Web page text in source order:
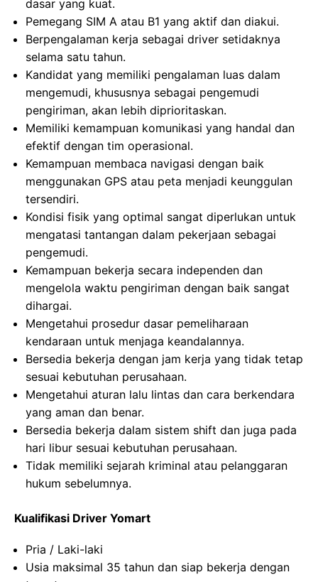
dasar yang kuat.
Pemegang SIM A atau B1 yang aktif dan diakui.
Berpengalaman kerja sebagai driver setidaknya
selama satu tahun.
Kandidat yang memiliki pengalaman luas dalam
mengemudi, khususnya sebagai pengemudi
pengiriman, akan lebih diprioritaskan.
Memiliki kemampuan komunikasi yang handal dan
efektif dengan tim operasional.
Kemampuan membaca navigasi dengan baik
menggunakan GPS atau peta menjadi keunggulan
tersendiri.
Kondisi fisik yang optimal sangat diperlukan untuk
mengatasi tantangan dalam pekerjaan sebagai
pengemudi.
Kemampuan bekerja secara independen dan
mengelola waktu pengiriman dengan baik sangat
dihargai.
Mengetahui prosedur dasar pemeliharaan
kendaraan untuk menjaga keandalannya.
Bersedia bekerja dengan jam kerja yang tidak tetap
sesuai kebutuhan perusahaan.
Mengetahui aturan lalu lintas dan cara berkendara
yang aman dan benar.
Bersedia bekerja dalam sistem shift dan juga pada
hari libur sesuai kebutuhan perusahaan.
Tidak memiliki sejarah kriminal atau pelanggaran
hukum sebelumnya.
Kualifikasi Driver Yomart
Pria / Laki-laki
Usia maksimal 35 tahun dan siap bekerja dengan